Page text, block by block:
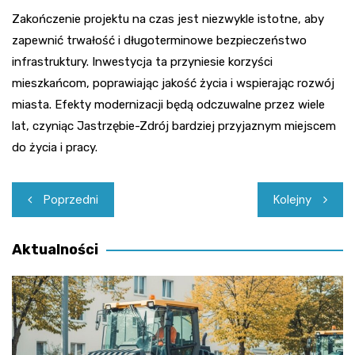
Zakończenie projektu na czas jest niezwykle istotne, aby
zapewnić trwałość i długoterminowe bezpieczeństwo
infrastruktury. Inwestycja ta przyniesie korzyści
mieszkańcom, poprawiając jakość życia i wspierając rozwój
miasta. Efekty modernizacji będą odczuwalne przez wiele
lat, czyniąc Jastrzębie-Zdrój bardziej przyjaznym miejscem
do życia i pracy.
Nawigacja
wpisu
Poprzedni Kolejny
Aktualności